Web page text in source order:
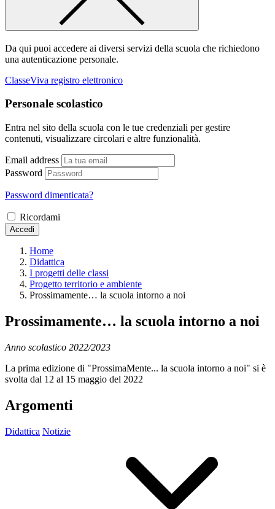
Da qui puoi accedere ai diversi servizi della scuola che richiedono
una autenticazione personale.
ClasseViva registro elettronico
Personale scolastico
Entra nel sito della scuola con le tue credenziali per gestire
contenuti, visualizzare circolari e altre funzionalità.
Email address
Password
Password dimenticata?
Ricordami
Accedi
Home
Didattica
I progetti delle classi
Progetto territorio e ambiente
Prossimamente… la scuola intorno a noi
Prossimamente… la scuola intorno a noi
Anno scolastico 2022/2023
La prima edizione di "ProssimaMente... la scuola intorno a noi" si è
svolta dal 12 al 15 maggio del 2022
Argomenti
Didattica Notizie